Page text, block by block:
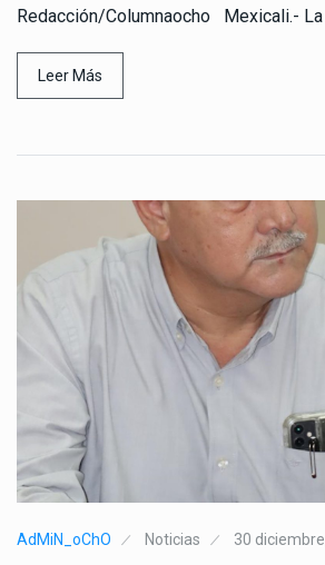
Redacción/Columnaocho Mexicali.-
Leer Más
AdMiN_oChO Noticias 30